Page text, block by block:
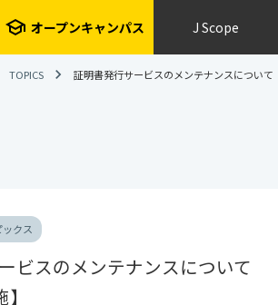
school オープンキャンパス J Scope
TOPICS
証明書発行サービスのメンテナンスについて
ックス
ビスのメンテナンスについて